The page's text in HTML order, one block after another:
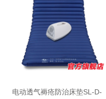
电动透气褥疮防治床垫SL-D-